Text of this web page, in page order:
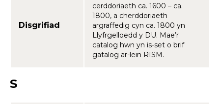
Disgrifiad
cerddoriaeth ca. 1600 – ca.
1800, a cherddoriaeth
argraffedig cyn ca. 1800 yn
Llyfrgelloedd y DU. Mae’r
catalog hwn yn is-set o brif
gatalog ar-lein RISM.
S